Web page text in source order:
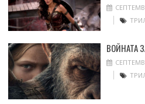
ВОЙНАТА